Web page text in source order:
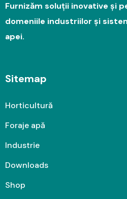
Furnizăm soluții inovative și
domeniile industriilor și
apei.
Sitemap
Horticultură
Foraje apă
Industrie
Downloads
Shop